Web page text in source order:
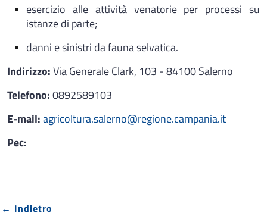
esercizio alle attività venatorie per processi su
istanze di parte;
danni e sinistri da fauna selvatica.
Indirizzo:Via Generale Clark, 103 - 84100 Salerno
Telefono:0892589103
E-mail:agricoltura.salerno@regione.campania.it
Pec:
← Indietro